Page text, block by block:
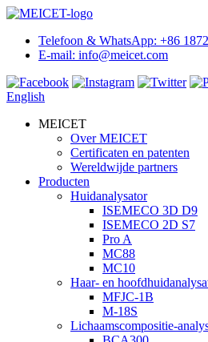
Telefoon & WhatsApp: +86
E-mail: info@meicet.com
English
MEICET
Over MEICET
Certificaten en patenten
Wereldwijde partners
Producten
Huidanalysator
ISEMECO 3D D9
ISEMECO 2D S7
Pro A
MC88
MC10
Haar- en
MFJC-1B
M-18S
Lichaamscompositie-